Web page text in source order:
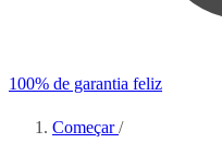
100% de garantia feliz
Começar/